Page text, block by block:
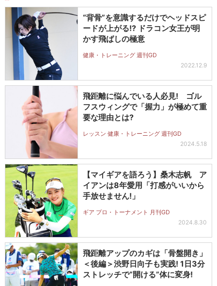
“背骨”を意識するだけでヘッドスピ
ードが上がる!? ドラコン女王が明
かす飛ばしの極意
健康・トレーニング 週刊GD
2022.12.9
飛距離に悩んでいる人必見! ゴル
フスウィングで「握力」が極めて重
要な理由とは?
レッスン 健康・トレーニング 週刊GD
2024.5.18
【マイギアを語ろう】桑木志帆 ア
イアンは8年愛用「打感がいいから
手放せません!」
ギア プロ・トーナメント 月刊GD
2024.8.30
飛距離アップのカギは「骨盤開き」
＜後編＞渋野日向子も実践! 1日3分
ストレッチで“開ける”体に変身!